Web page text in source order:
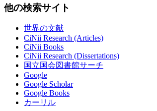
他の検索サイト
世界の文献
CiNii Research (Articles)
CiNii Books
CiNii Research (Dissertations)
国立国会図書館サーチ
Google
Google Scholar
Google Books
カーリル